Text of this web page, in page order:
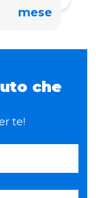
mese
che
te!